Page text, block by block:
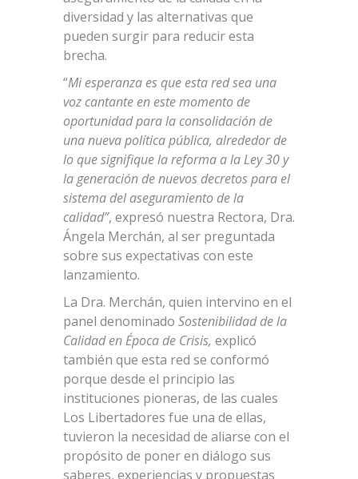
diversidad y las alternativas que
pueden surgir para reducir esta
brecha.
“Mi esperanza es que esta red sea una
voz cantante en este momento de
oportunidad para la consolidación de
una nueva política pública, alrededor de
lo que signifique la reforma a la Ley 30 y
la generación de nuevos decretos para el
sistema del aseguramiento de la
calidad”, expresó nuestra Rectora, Dra.
Ángela Merchán, al ser preguntada
sobre sus expectativas con este
lanzamiento.
La Dra. Merchán, quien intervino en el
panel denominado Sostenibilidad de la
Calidad en Época de Crisis, explicó
también que esta red se conformó
porque desde el principio las
instituciones pioneras, de las cuales
Los Libertadores fue una de ellas,
tuvieron la necesidad de aliarse con el
propósito de poner en diálogo sus
saberes, experiencias y propuestas